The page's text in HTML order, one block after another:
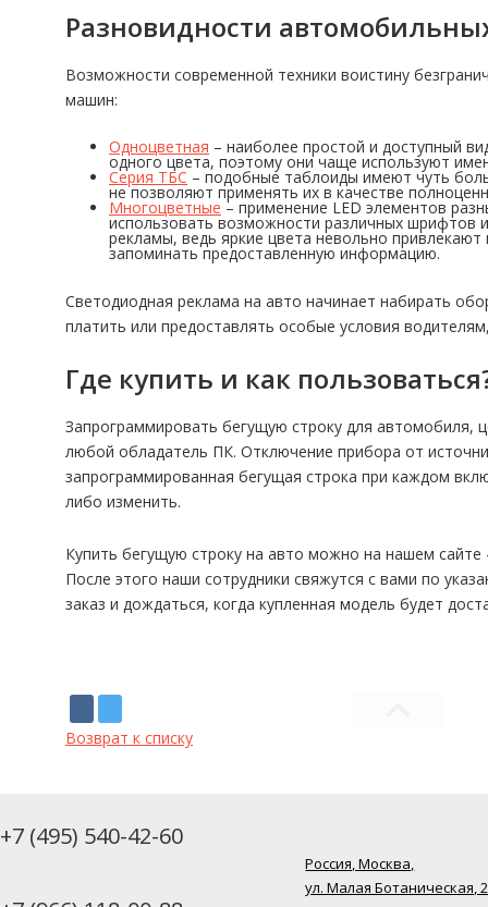
Разновидности
Возможности современной техники воистину
машин:
Одноцветная – наиболее простой и доступный
одного цвета, поэтому они чаще используют
Серия ТБС – подобные таблоиды имеют чуть
не позволяют применять их в качестве
Многоцветные – применение LED элементов
использовать возможности различных шрифтов
рекламы, ведь яркие цвета невольно
запоминать предоставленную информацию.
Светодиодная реклама на авто начинает набирать
платить или предоставлять особые условия
Где купить и как
Запрограммировать бегущую строку для автомобиля,
любой обладатель ПК. Отключение прибора от
запрограммированная бегущая строка при каждом
либо изменить.
Купить бегущую строку на авто можно на нашем
После этого наши сотрудники свяжутся с вами по
заказ и дождаться, когда купленная модель будет
Возврат к списку
+7 (495) 540-42-60
Россия, Москва,
ул. Малая Ботаническая,